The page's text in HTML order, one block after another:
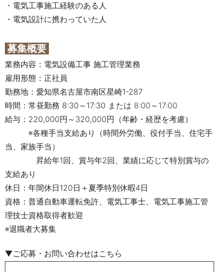
・電気工事施工経験のある人
・電気設計に携わっていた人
募集概要
業務内容：電気設備工事 施工管理業務
雇用形態：正社員
勤務地：愛知県名古屋市南区星崎1-287
時間：常昼勤務 8:30～17:30 または 8:00～17:00
給与：220,000円～320,000円（年齢・経歴を考慮）
※各種手当支給あり（時間外労働、役付手当、住宅手
当、家族手当）
昇給年1回、賞与年2回、業績に応じて特別賞与の
支給あり
休日：年間休日120日＋夏季特別休暇4日
資格：普通自動車運転免許、電気工事士、電気工事施工管
理技士資格取得者歓迎
※退職者大募集
▼ご応募・お問い合わせはこちら